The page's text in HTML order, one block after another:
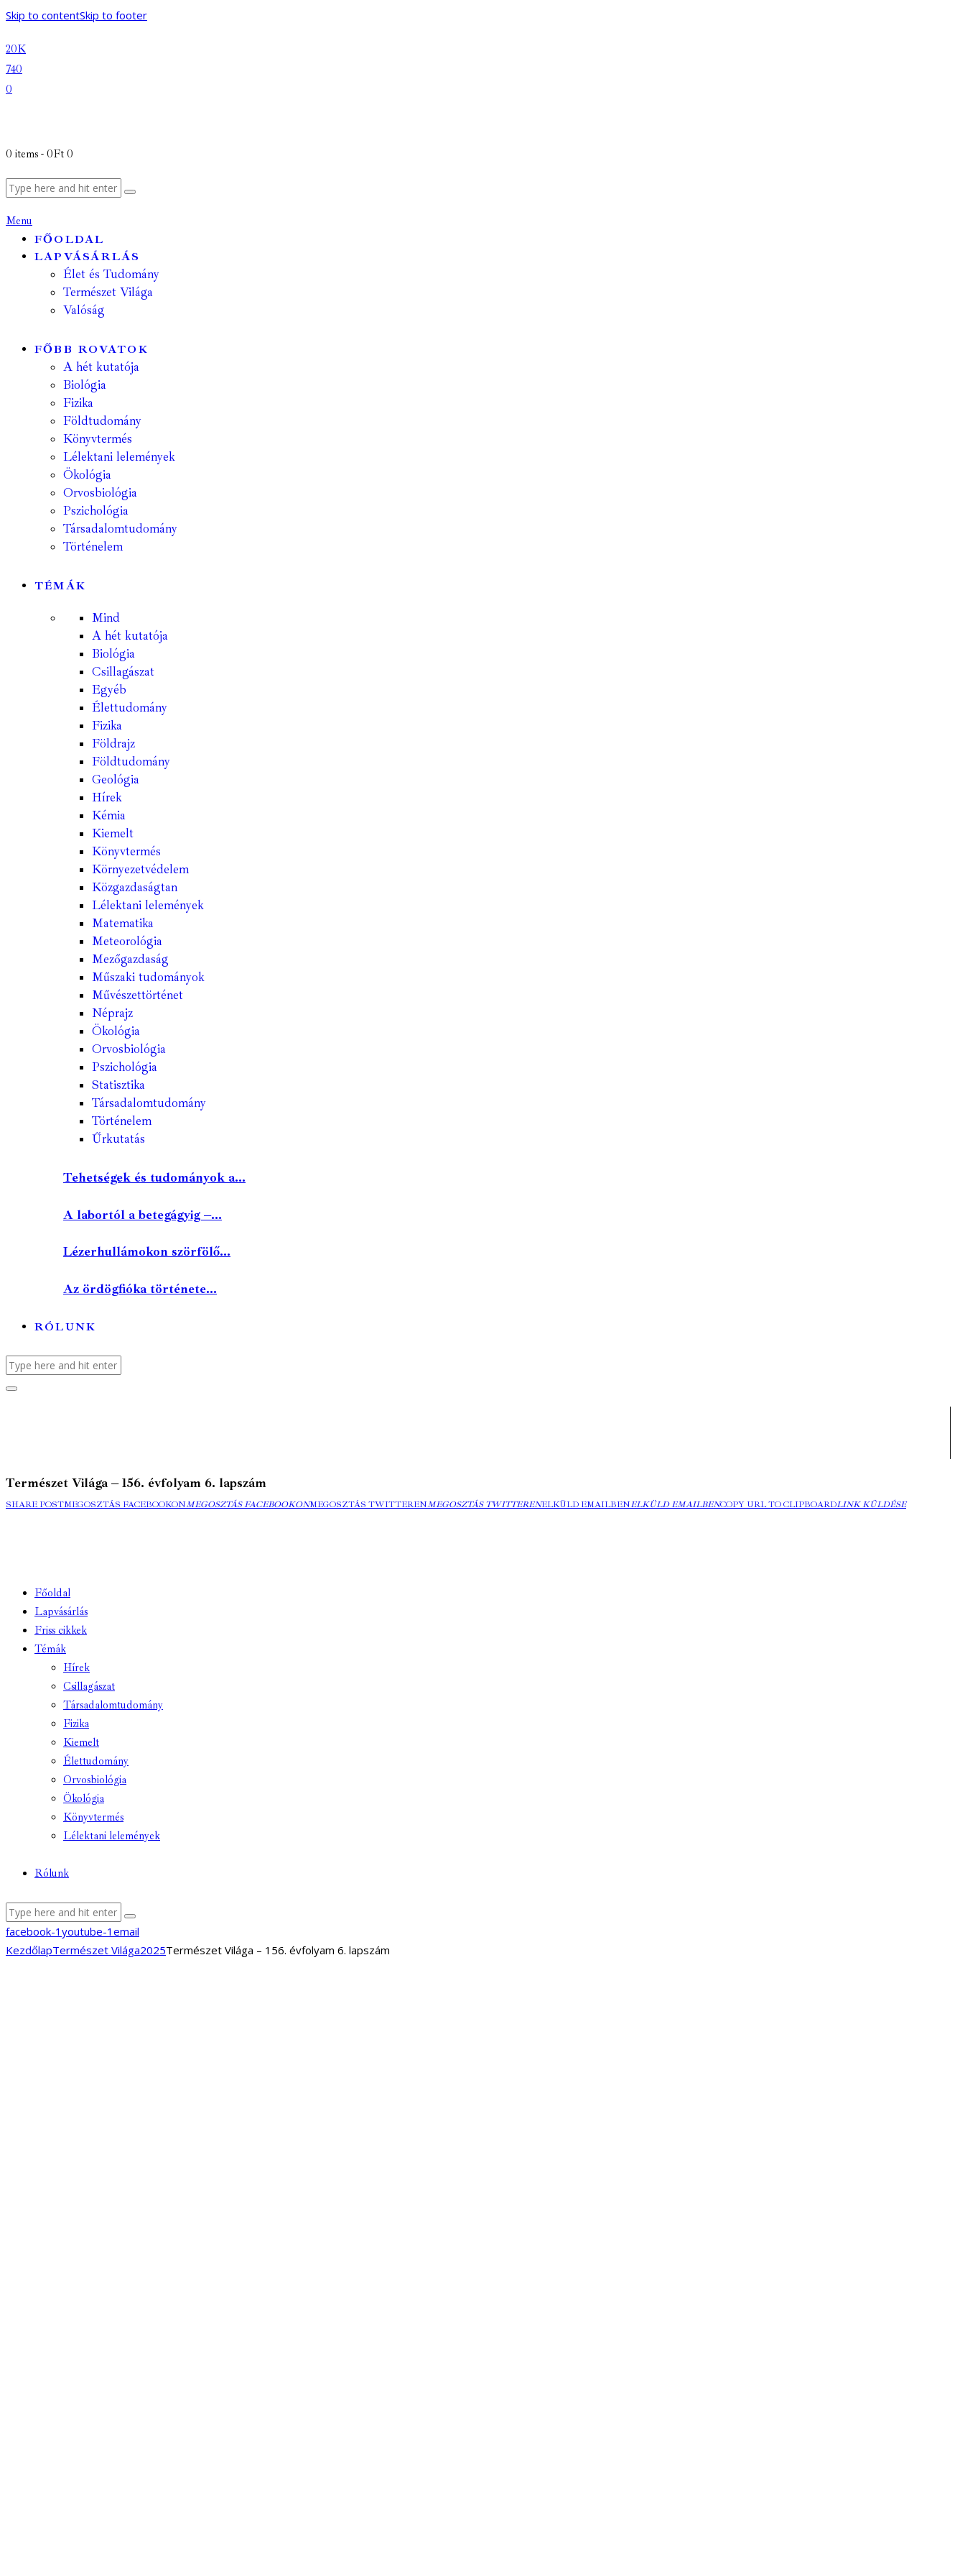
Skip to contentSkip to footer
20K
740
0
0 items - 0Ft 0
Menu
FŐOLDAL
LAPVÁSÁRLÁS
Élet és Tudomány
Természet Világa
Valóság
FŐBB ROVATOK
A hét kutatója
Biológia
Fizika
Földtudomány
Könyvtermés
Lélektani lelemények
Ökológia
Orvosbiológia
Pszichológia
Társadalomtudomány
Történelem
TÉMÁK
Mind
A hét kutatója
Biológia
Csillagászat
Egyéb
Élettudomány
Fizika
Földrajz
Földtudomány
Geológia
Hírek
Kémia
Kiemelt
Könyvtermés
Környezetvédelem
Közgazdaságtan
Lélektani lelemények
Matematika
Meteorológia
Mezőgazdaság
Műszaki tudományok
Művészettörténet
Néprajz
Ökológia
Orvosbiológia
Pszichológia
Statisztika
Társadalomtudomány
Történelem
Űrkutatás
Tehetségek és tudományok a...
A labortól a betegágyig –...
Lézerhullámokon szörfölő...
Az ördögfióka története...
RÓLUNK
Természet Világa – 156. évfolyam 6. lapszám
SHARE POSTMEGOSZTÁS FACEBOOKONMEGOSZTÁS FACEBOOKONMEGOSZTÁS TWITTERENMEGOSZTÁS TWITTERENELKÜLD EMAILBENELKÜLD EMAILBENCOPY URL TO CLIPBOARDLINK KÜLDÉSE
Főoldal
Lapvásárlás
Friss cikkek
Témák
Hírek
Csillagászat
Társadalomtudomány
Fizika
Kiemelt
Élettudomány
Orvosbiológia
Ökológia
Könyvtermés
Lélektani lelemények
Rólunk
facebook-1 youtube-1 email
KezdőlapTermészet Világa2025Természet Világa – 156. évfolyam 6. lapszám